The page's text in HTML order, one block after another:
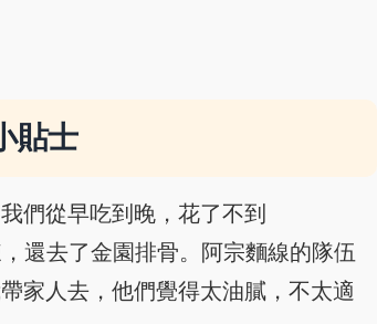
貼士
們從早吃到晚，花了不到
還去了金園排骨。阿宗麵線的隊伍
家人去，他們覺得太油膩，不太適